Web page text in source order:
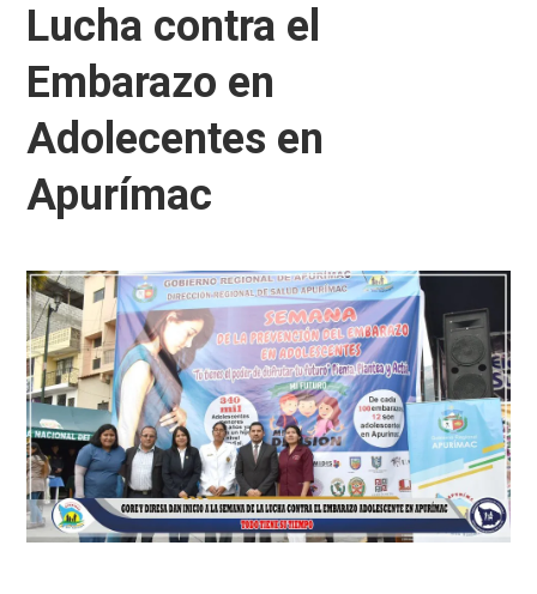
Lucha contra el
Embarazo en
Adolecentes en
Apurímac